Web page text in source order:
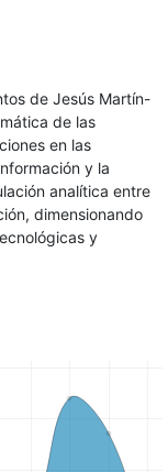
de Jesús Martín-
de las
en las
y la
analítica entre
dimensionando
y